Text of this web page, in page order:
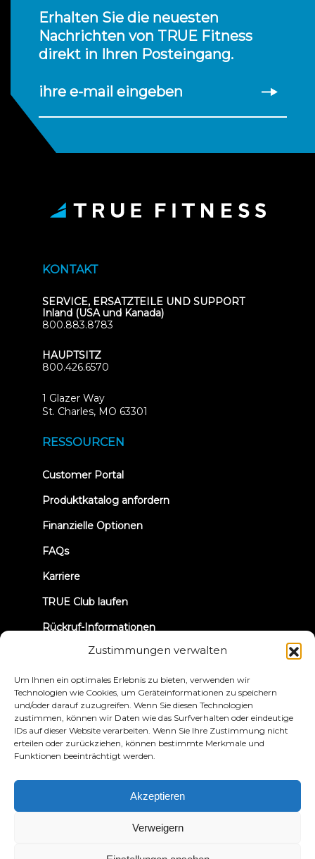
Zustimmungen verwalten
Um Ihnen ein optimales Erlebnis zu bieten, verwenden wir
Technologien wie Cookies, um Geräteinformationen zu speichern
und/oder darauf zuzugreifen. Wenn Sie diesen Technologien
zustimmen, können wir Daten wie das Surfverhalten oder eindeutige
IDs auf dieser Website verarbeiten. Wenn Sie Ihre Zustimmung nicht
erteilen oder zurückziehen, können bestimmte Merkmale und
Funktionen beeinträchtigt werden.
Akzeptieren
Verweigern
Erhalten Sie die neuesten
Nachrichten von TRUE Fitness
direkt in Ihren Posteingang.
ihre e-mail eingeben
KONTAKT
SERVICE, ERSATZTEILE UND SUPPORT
Inland (USA und Kanada)
800.883.8783
HAUPTSITZ
800.426.6570
1 Glazer Way
St. Charles, MO 63301
RESSOURCEN
Customer Portal(opens
new
Produktkatalog anfordern
Finanzielle Optionen
FAQs
Karriere
TRUE Club laufen
Rückruf-Informationen
© 2026 True Fitness. All Rights Reserved
Datenschutzbestimmungen
Konditionen
Erklärung zur Zugänglichkeit